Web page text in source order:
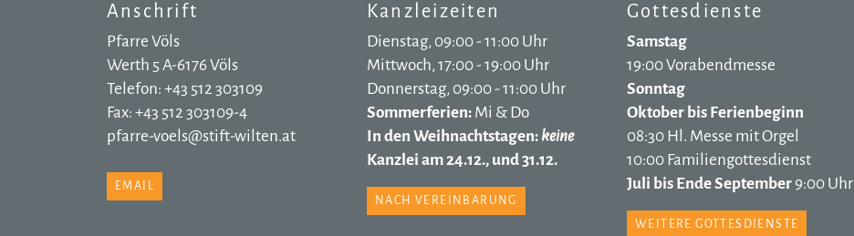
Anschrift
Pfarre Völs
Werth 5 A-6176 Völs
Telefon: +43 512 303109
Fax: +43 512 303109-4
pfarre-voels@stift-wilten.at
EMAIL
Kanzleizeiten
Dienstag, 09:00 - 11:00 Uhr
Mittwoch, 17:00 - 19:00 Uhr
Donnerstag, 09:00 - 11:00 Uhr
Sommerferien: Mi & Do
In den Weihnachtstagen: keine
Kanzlei am 24.12., und 31.12.
NACH VEREINBARUNG
Gottesdienste
Samstag
19:00 Vorabendmesse
Sonntag
Oktober bis Ferienbeginn
08:30 Hl. Messe mit Orgel
10:00 Familiengottesdienst
Juli bis Ende September 9:00 Uhr
WEITERE GOTTESDIENSTE